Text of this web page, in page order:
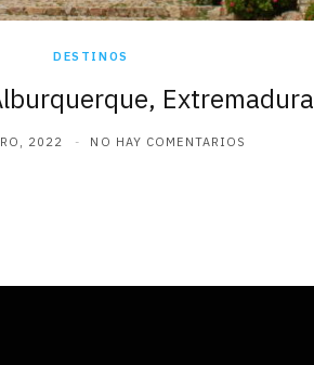
DESTINOS
Extremadura
2022 NO HAY COMENTARIOS